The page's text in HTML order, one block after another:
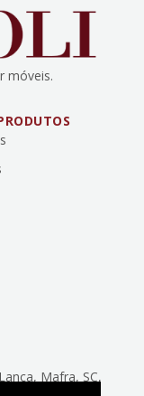
móveis.
Mafra, SC,